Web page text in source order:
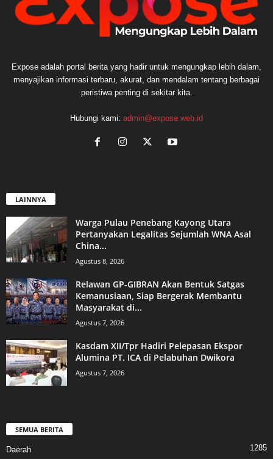
Expose adalah portal berita yang hadir untuk mengungkap lebih dalam,
menyajikan informasi terbaru, akurat, dan mendalam tentang berbagai
peristiwa penting di sekitar kita.
Hubungi kami: admin@expose.web.id
LAINNYA
Warga Pulau Penebang Kayong Utara
Pertanyakan Legalitas Sejumlah WNA Asal
China...
Agustus 8, 2026
Relawan GP-GIBRAN Akan Bentuk Satgas
Kemanusiaan, Siap Bergerak Membantu
Masyarakat di...
Agustus 7, 2026
Kasdam XII/Tpr Hadiri Pelepasan Ekspor
Alumina PT. ICA di Pelabuhan Dwikora
Agustus 7, 2026
SEMUA BERITA
Daerah 1285